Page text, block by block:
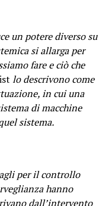
un potere diverso su
si allarga per
fare e ciò che
lo descrivono come
in cui una
di macchine
sistema.
per il controllo
hanno
dall’intervento